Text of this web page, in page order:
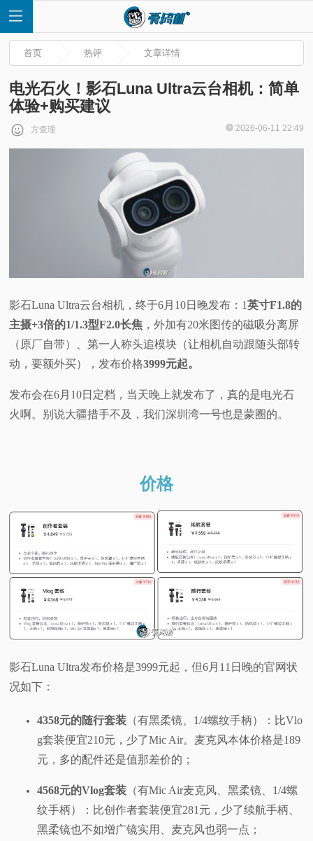
首
测
频
验
题
首页 热评 文章详情
电光石火！影石Luna Ultra云台相机：简单
体验+购买建议
方查理 2026-06-11 22:49
影石Luna Ultra云台相机，终于6月10日晚发布：1英寸F1.8的
主摄+3倍的1/1.3型F2.0长焦 ，外加有20米图传的磁吸分离屏
（原厂自带）、第一人称头追模块（让相机自动跟随头部转
动，要额外买），发布价格3999元起。
发布会在6月10日定档，当天晚上就发布了，真的是电光石
火啊。别说大疆措手不及，我们深圳湾一号也是蒙圈的。
价格
影石Luna Ultra发布价格是3999元起，但6月11日晚的官网状
况如下：
4358元的随行套装 （有黑柔镜、1/4螺纹手柄）：比Vlo
g套装便宜210元，少了Mic Air。麦克风本体价格是189
元，多的配件还是值那差价的；
4568元的Vlog套装 （有Mic Air麦克风、黑柔镜、1/4螺
纹手柄）：比创作者套装便宜281元，少了续航手柄、
黑柔镜也不如增广镜实用、麦克风也弱一点；